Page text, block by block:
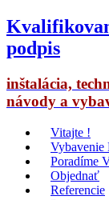
podpis
inštalácia,
návody a
Vitajte !
Vybavenie
Poradíme
Objednať
Referencie